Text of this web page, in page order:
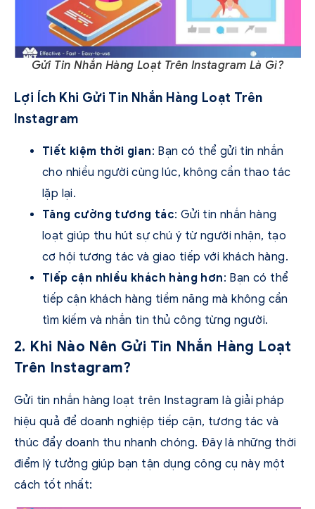
Gửi Tin Nhắn Hàng Loạt Trên Instagram Là Gì?
Lợi Ích Khi Gửi Tin Nhắn Hàng Loạt Trên
Instagram
Tiết kiệm thời gian: Bạn có thể gửi tin nhắn
cho nhiều người cùng lúc, không cần thao tác
lặp lại.
Tăng cường tương tác: Gửi tin nhắn hàng
loạt giúp thu hút sự chú ý từ người nhận, tạo
cơ hội tương tác và giao tiếp với khách hàng.
Tiếp cận nhiều khách hàng hơn: Bạn có thể
tiếp cận khách hàng tiềm năng mà không cần
tìm kiếm và nhắn tin thủ công từng người.
2. Khi Nào Nên Gửi Tin Nhắn Hàng Loạt
Trên Instagram?
Gửi tin nhắn hàng loạt trên Instagram là giải pháp
hiệu quả để doanh nghiệp tiếp cận, tương tác và
thúc đẩy doanh thu nhanh chóng. Đây là những thời
điểm lý tưởng giúp bạn tận dụng công cụ này một
cách tốt nhất: